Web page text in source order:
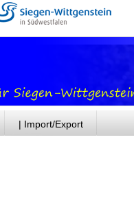
| Import/Export